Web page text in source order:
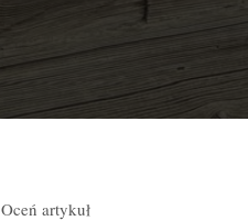
Oceń artykuł